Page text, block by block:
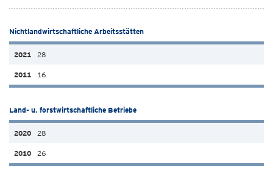
Nichtlandwirtschaftliche Arbeitsstätten
28
16
Land- u. forstwirtschaftliche Betriebe
28
26